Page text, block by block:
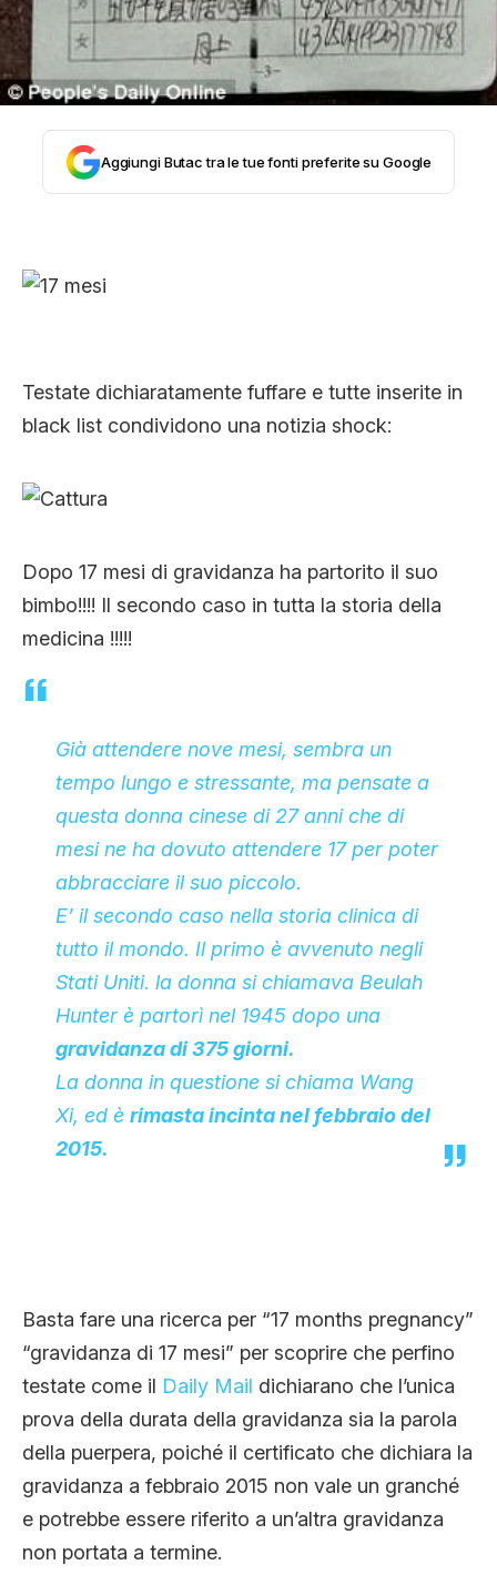
TRUFFE E SOCIAL NETWORK
CLIMA ED ENERGIA
CONTATTI
CHI SIAMO
Aggiungi Butac tra le tue fonti preferite su Google
Testate dichiaratamente fuffare e tutte inserite in
black list condividono una notizia shock:
Dopo 17 mesi di gravidanza ha partorito il suo
bimbo!!!! Il secondo caso in tutta la storia della
medicina !!!!!
Già attendere nove mesi, sembra un
tempo lungo e stressante, ma pensate a
questa donna cinese di 27 anni che di
mesi ne ha dovuto attendere 17 per poter
abbracciare il suo piccolo.
E’ il secondo caso nella storia clinica di
tutto il mondo. Il primo è avvenuto negli
Stati Uniti. la donna si chiamava Beulah
Hunter è partorì nel 1945 dopo una
gravidanza di 375 giorni.
La donna in questione si chiama Wang
Xi, ed è rimasta incinta nel febbraio del
2015.
Basta fare una ricerca per “17 months pregnancy”
“gravidanza di 17 mesi” per scoprire che perfino
testate come il Daily Mail dichiarano che l’unica
prova della durata della gravidanza sia la parola
della puerpera, poiché il certificato che dichiara la
gravidanza a febbraio 2015 non vale un granché
e potrebbe essere riferito a un’altra gravidanza
non portata a termine.